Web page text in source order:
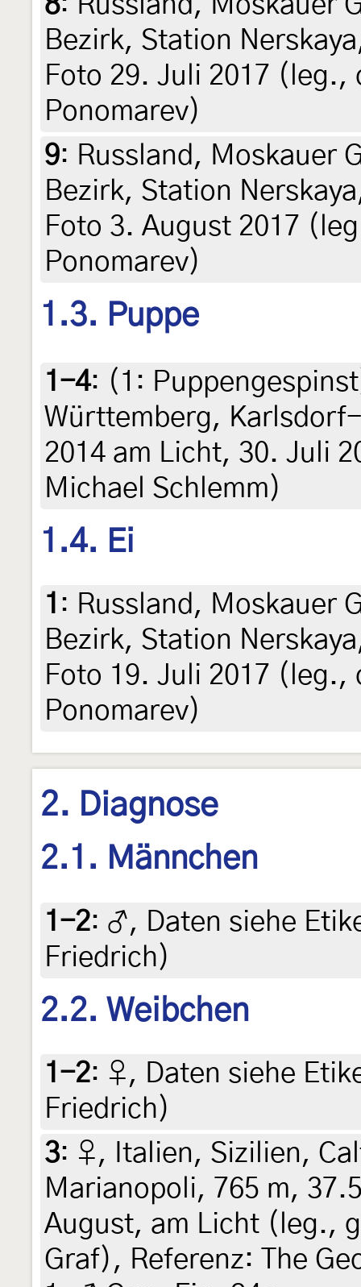
Bezirk, Station
Foto 29. Juli 2017
Ponomarev)
9: Russland, Moskauer
Bezirk, Station
Foto 3. August 2017
Ponomarev)
1.3. Puppe
1-4: (1: Puppengespinst
Württemberg,
2014 am Licht, 30. Juli
Michael Schlemm)
1.4. Ei
1 : Russland, Moskauer
Bezirk, Station
Foto 19. Juli 2017
Ponomarev)
2. Diagnose
2.1. Männchen
1-2: ♂, Daten siehe
Friedrich)
2.2. Weibchen
1-2: ♀, Daten siehe
Friedrich)
3: ♀, Italien, Sizilien,
Marianopoli, 765 m,
August, am Licht (leg.,
Graf), Referenz: The